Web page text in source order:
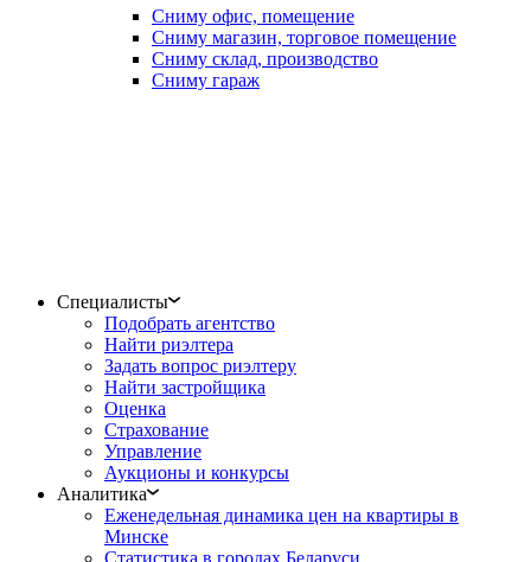
Сниму офис, помещение
Сниму магазин, торговое помещение
Сниму склад, производство
Сниму гараж
Специалисты
Подобрать агентство
Найти риэлтера
Задать вопрос риэлтеру
Найти застройщика
Оценка
Страхование
Управление
Аукционы и конкурсы
Аналитика
Еженедельная динамика цен на квартиры в
Минске
Статистика в городах Беларуси